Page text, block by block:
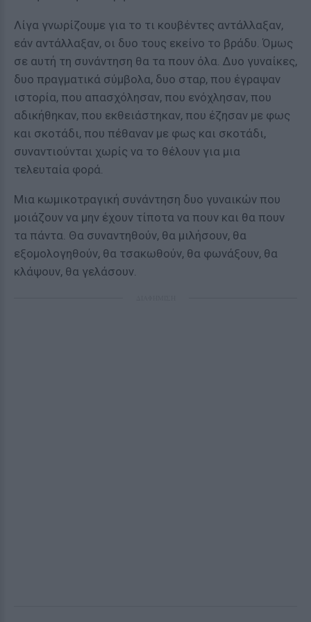
Λίγα γνωρίζουμε για το τι κουβέντες αντάλλαξαν,
εάν αντάλλαξαν, οι δυο τους εκείνο το βράδυ. Όμως
σε αυτή τη συνάντηση θα τα πουν όλα. Δυο γυναίκες,
δυο πραγματικά σύμβολα, δυο σταρ, που έγραψαν
ιστορία, που απασχόλησαν, που ενόχλησαν, που
αδικήθηκαν, που εκθειάστηκαν, που έζησαν με φως
και σκοτάδι, που πέθαναν με φως και σκοτάδι,
συναντιούνται χωρίς να το θέλουν για μια
τελευταία φορά.
Μια κωμικοτραγική συνάντηση δυο γυναικών που
μοιάζουν να μην έχουν τίποτα να πουν και θα πουν
τα πάντα. Θα συναντηθούν, θα μιλήσουν, θα
εξομολογηθούν, θα τσακωθούν, θα φωνάξουν, θα
κλάψουν, θα γελάσουν.